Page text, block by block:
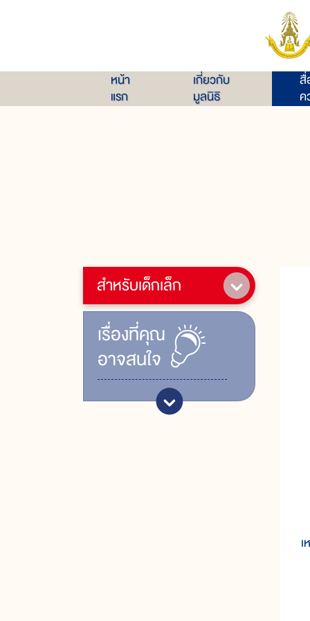
หน้า
แรก
เกี่ยวกับ
มูลนิธิ
สื่
ค
สำหรับเด็กเล็ก
เรื่ิองที่คุณ
อาจสนใจ